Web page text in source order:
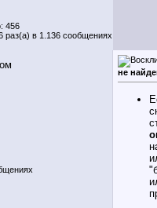
456
раз(а) в 1.136 сообщениях
не